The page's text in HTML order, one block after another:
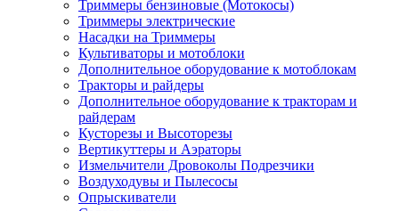
Триммеры бензиновые (Мотокосы)
Триммеры электрические
Насадки на Триммеры
Культиваторы и мотоблоки
Дополнительное оборудование к мотоблокам
Тракторы и райдеры
Дополнительное оборудование к тракторам и
райдерам
Кусторезы и Высоторезы
Вертикуттеры и Аэраторы
Измельчители Дровоколы Подрезчики
Воздуходувы и Пылесосы
Опрыскиватели